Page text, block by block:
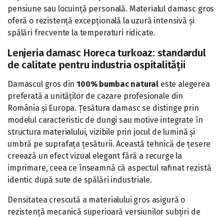
pensiune sau locuință personală. Materialul damasc gros
oferă o rezistență excepțională la uzură intensivă și
spălări frecvente la temperaturi ridicate.
Lenjeria damasc Horeca turkoaz: standardul
de calitate pentru industria ospitalității
Damascul gros din100% bumbac natural este alegerea
preferată a unităților de cazare profesionale din
România și Europa. Țesătura damasc se distinge prin
modelul caracteristic de dungi sau motive integrate în
structura materialului, vizibile prin jocul de lumină și
umbră pe suprafața țesăturii. Această tehnică de țesere
creează un efect vizual elegant fără a recurge la
imprimare, ceea ce înseamnă că aspectul rafinat rezistă
identic după sute de spălări industriale.
Densitatea crescută a materialului gros asigură o
rezistență mecanică superioară versiunilor subțiri de